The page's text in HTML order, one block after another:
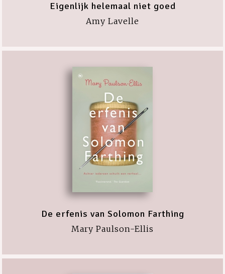
Eigenlijk helemaal niet goed
Amy Lavelle
De erfenis van Solomon Farthing
Mary Paulson-Ellis